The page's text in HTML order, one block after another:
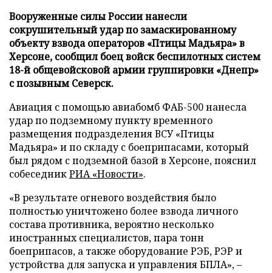
Вооруженные силы России нанесли
сокрушительный удар по замаскированному
объекту взвода операторов «Птицы Мадьяра» в
Херсоне, сообщил боец войск беспилотных систем
18-й общевойсковой армии группировки «Днепр»
с позывным Северск.
Авиация с помощью авиабомб ФАБ-500 нанесла
удар по подземному пункту временного
размещения подразделения ВСУ «Птицы
Мадьяра» и по складу с боеприпасами, который
был рядом с подземной базой в Херсоне, пояснил
собеседникРИА «Новости».
«В результате огневого воздействия было
полностью уничтожено более взвода личного
состава противника, вероятно несколько
иностранных специалистов, пара тонн
боеприпасов, а также оборудование РЭБ, РЭР и
устройства для запуска и управления БПЛА», –